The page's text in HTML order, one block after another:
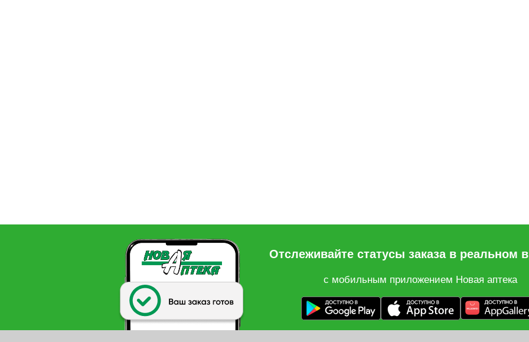
Отслеживайте статусы заказа в реальном
с мобильным приложением Новая аптека